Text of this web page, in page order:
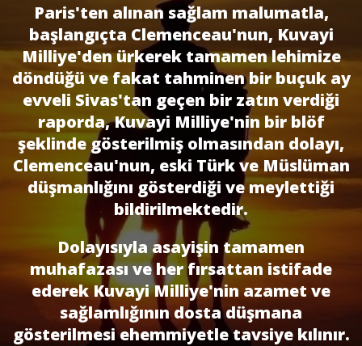
Paris'ten alınan sağlam malumatla,
başlangıçta Clemenceau'nun, Kuvayi
Milliye'den ürkerek tamamen lehimize
döndüğü ve fakat tahminen bir buçuk ay
evveli Sivas'tan geçen bir zatın verdiği
raporda, Kuvayi Milliye'nin bir blöf
şeklinde gösterilmiş olmasından dolayı,
Clemenceau'nun, eski Türk ve Müslüman
düşmanlığını gösterdiği ve meylettiği
bildirilmektedir.
Dolayısıyla asayişin tamamen
muhafazası ve her fırsattan istifade
ederek Kuvayi Milliye'nin azamet ve
sağlamlığının dosta düşmana
gösterilmesi ehemmiyetle tavsiye kılınır.